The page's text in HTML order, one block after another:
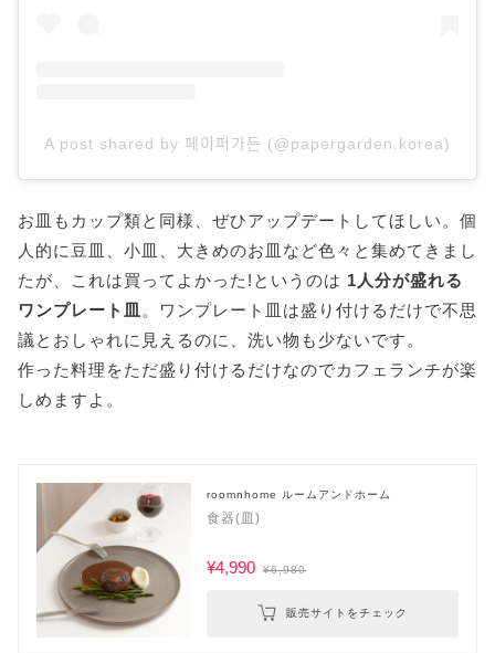
A post shared by 페이퍼가든 (@papergarden.korea)
お皿もカップ類と同様、ぜひアップデートしてほしい。個
人的に豆皿、小皿、大きめのお皿など色々と集めてきまし
たが、これは買ってよかった!というのは 1人分が盛れる
ワンプレート皿。ワンプレート皿は盛り付けるだけで不思
議とおしゃれに見えるのに、洗い物も少ないです。
作った料理をただ盛り付けるだけなのでカフェランチが楽
しめますよ。
roomnhome ルームアンドホーム
食器(皿)
¥4,990 ¥6,980
販売サイトをチェック